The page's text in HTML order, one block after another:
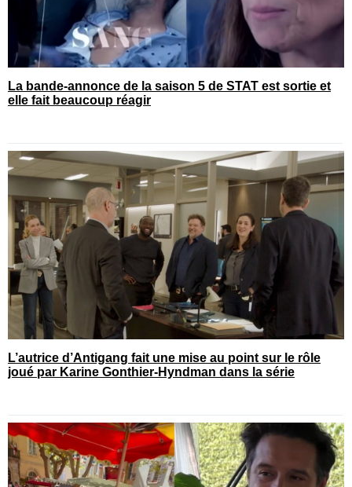
La bande-annonce de la saison 5 de STAT est sortie et
elle fait beaucoup réagir
L’autrice d’Antigang fait une mise au point sur le rôle
joué par Karine Gonthier-Hyndman dans la série